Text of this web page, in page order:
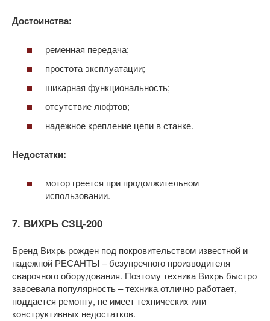
Достоинства:
ременная передача;
простота эксплуатации;
шикарная функциональность;
отсутствие люфтов;
надежное крепление цепи в станке.
Недостатки:
мотор греется при продолжительном
использовании.
7. ВИХРЬ СЗЦ-200
Бренд Вихрь рожден под покровительством известной и
надежной РЕСАНТЫ – безупречного производителя
сварочного оборудования. Поэтому техника Вихрь быстро
завоевала популярность – техника отлично работает,
поддается ремонту, не имеет технических или
конструктивных недостатков.